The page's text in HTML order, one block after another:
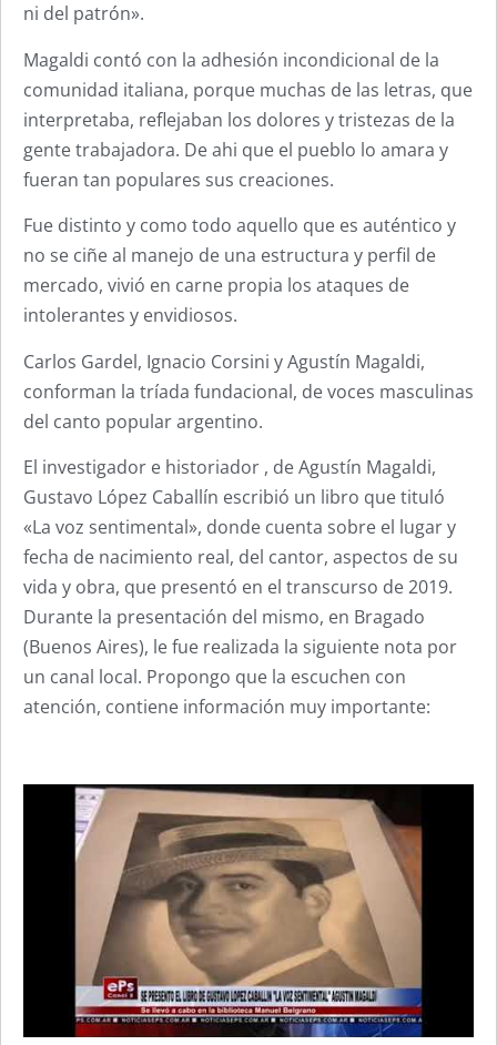
ni del patrón».
Magaldi contó con la adhesión incondicional de la
comunidad italiana, porque muchas de las letras, que
interpretaba, reflejaban los dolores y tristezas de la
gente trabajadora. De ahi que el pueblo lo amara y
fueran tan populares sus creaciones.
Fue distinto y como todo aquello que es auténtico y
no se ciñe al manejo de una estructura y perfil de
mercado, vivió en carne propia los ataques de
intolerantes y envidiosos.
Carlos Gardel, Ignacio Corsini y Agustín Magaldi,
conforman la tríada fundacional, de voces masculinas
del canto popular argentino.
El investigador e historiador , de Agustín Magaldi,
Gustavo López Caballín escribió un libro que tituló
«La voz sentimental», donde cuenta sobre el lugar y
fecha de nacimiento real, del cantor, aspectos de su
vida y obra, que presentó en el transcurso de 2019.
Durante la presentación del mismo, en Bragado
(Buenos Aires), le fue realizada la siguiente nota por
un canal local. Propongo que la escuchen con
atención, contiene información muy importante: